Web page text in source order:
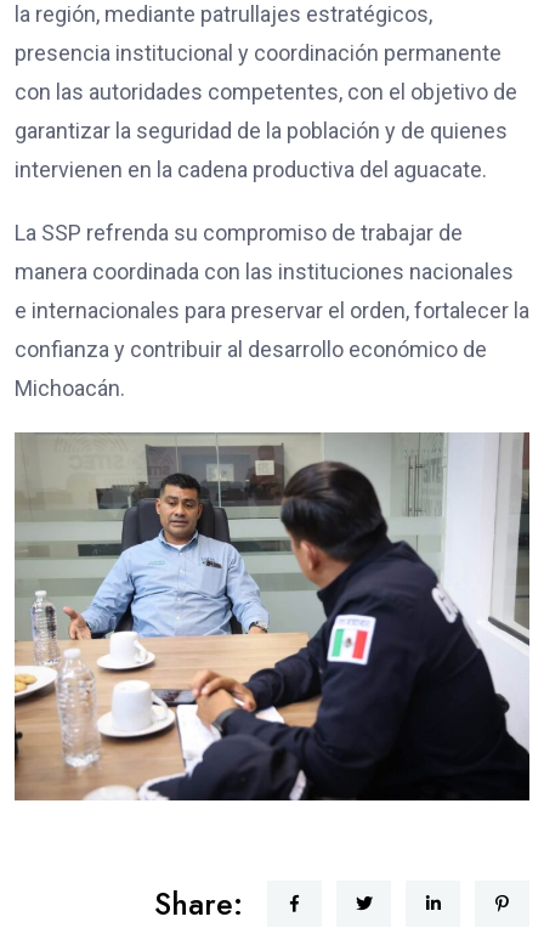
la región, mediante patrullajes estratégicos,
presencia institucional y coordinación permanente
con las autoridades competentes, con el objetivo de
garantizar la seguridad de la población y de quienes
intervienen en la cadena productiva del aguacate.
La SSP refrenda su compromiso de trabajar de
manera coordinada con las instituciones nacionales
e internacionales para preservar el orden, fortalecer la
confianza y contribuir al desarrollo económico de
Michoacán.
Share: